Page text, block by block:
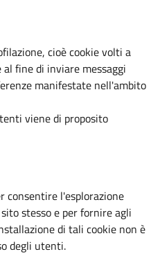
cioè cookie volti a
fine di inviare messaggi
manifestate nell'ambito
viene di proposito
consentire l'esplorazione
stesso e per fornire agli
di tali cookie non è
degli utenti.